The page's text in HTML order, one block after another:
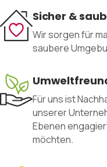
Sicher &
Wir sorgen für
saubere
Für uns ist
unserer
Ebenen
möchten.